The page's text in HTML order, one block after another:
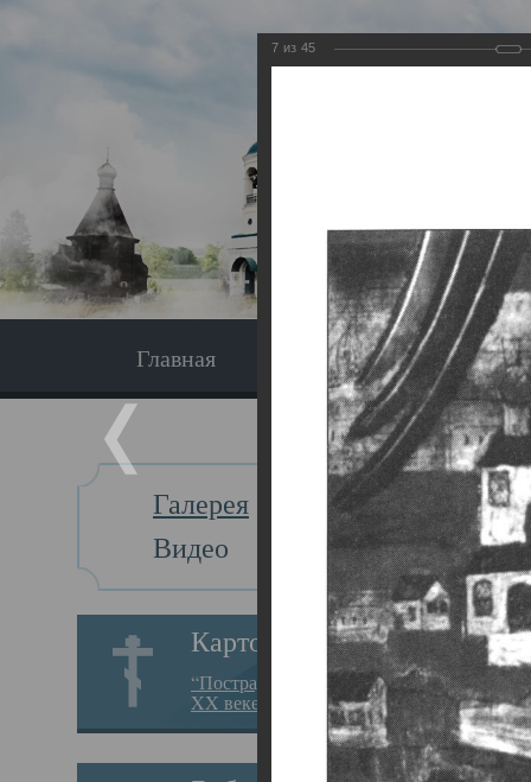
Главная Экскурсия
Галерея
Видео
Картотека
“Пострадавшие за веру в
XX веке на Севере”
Главная
7 из 45